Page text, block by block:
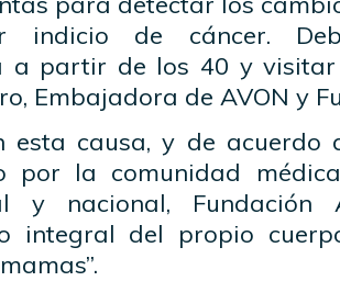
indicio de cáncer.
a partir de los 40 y visitar
Embajadora de AVON y
esta causa, y de acuerdo
por la comunidad
y nacional, Fundación
integral del propio